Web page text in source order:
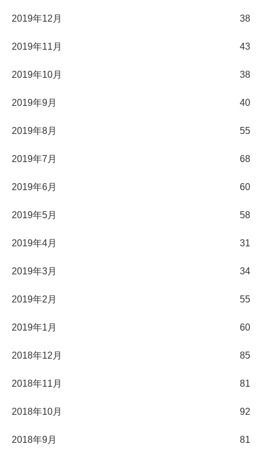
2019年12月 38
2019年11月 43
2019年10月 38
2019年9月 40
2019年8月 55
2019年7月 68
2019年6月 60
2019年5月 58
2019年4月 31
2019年3月 34
2019年2月 55
2019年1月 60
2018年12月 85
2018年11月 81
2018年10月 92
2018年9月 81